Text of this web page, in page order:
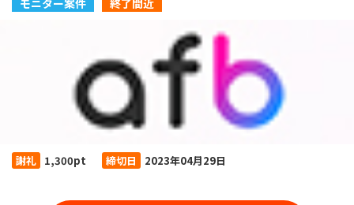
モニター案件 終了間近
謝礼 1,300pt 締切日 2023年04月29日